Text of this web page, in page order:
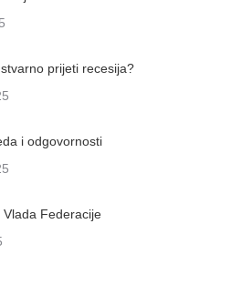
prijeti recesija?
i odgovornosti
Vlada Federacije